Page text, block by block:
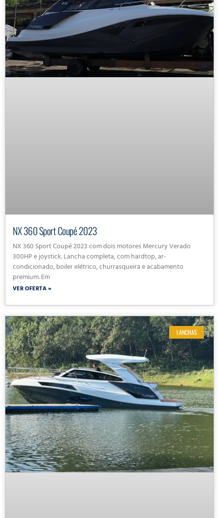
NX 360 Sport Coupé 2023
NX 360 Sport Coupé 2023 com dois motores Mercury Verado
300HP e joystick. Lancha completa, com hardtop, ar-
condicionado, boiler elétrico, churrasqueira e acabamento
premium. Em
VER OFERTA »
LANCHAS